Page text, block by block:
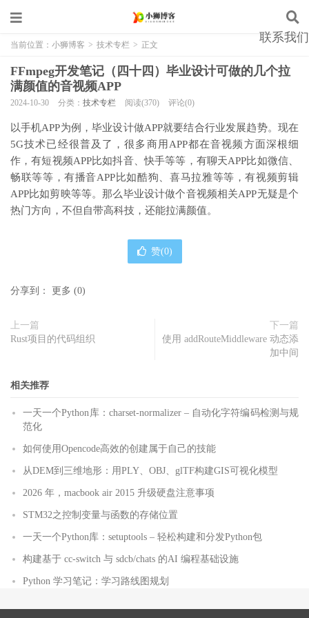
联系我们
当前位置： 小狮博客 > 技术专栏 > 正文
FFmpeg开发笔记（四十四）毕业设计可做的几个拉
满颜值的音视频APP
2024-10-30 分类： 技术专栏 阅读(370) 评论(0)
以手机APP为例，毕业设计做APP就要结合行业发展趋势。现在
5G技术已经很普及了，很多商用APP都在音视频方面深根细
作，有短视频APP比如抖音、快手等等，有聊天APP比如微信、
畅联等等，有播音APP比如酷狗、喜马拉雅等等，有视频剪辑
APP比如剪映等等。那么毕业设计做个音视频相关APP无疑是个
热门方向，不但自带高科技，还能拉满颜值。
赞(0)
分享到： 更多 (0)
上一篇
Rust项目的代码组织
下一篇
使用 addRouteMiddleware 动态添
加中间
相关推荐
一天一个Python库：charset-normalizer – 自动化字符编码检测与规
范化
如何使用Opencode高效的创建属于自己的技能
从DEM到三维地形：用PLY、OBJ、glTF构建GIS可视化模型
2026 年，macbook air 2015 升级硬盘注意事项
STM32之控制变量与函数的存储位置
一天一个Python库：setuptools – 轻松构建和分发Python包
构建基于 cc-switch 与 sdcb/chats 的AI 编程基础设施
Python 学习笔记：学习路线图规划